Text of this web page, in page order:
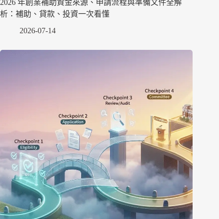
2026 年創業補助資金來源、申請流程與準備文件全解
析：補助、貸款、投資一次看懂
2026-07-14